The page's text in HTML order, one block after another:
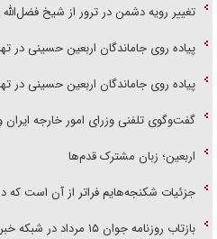
تغییر رویه دشمن در ترور از شیخ
پیاده روی جاماندگان اربعین حسینی در
پیاده روی جاماندگان اربعین حسینی در
گفت‌وگوی تلفنی وزرای امور خارجه
اربعین؛ زبان مشترک قدم‌ها
جزئیات شکنجه‌هایم فراتر از آن است که
بازتاب روزنامه جوان ۱۵ مرداد در شبکه خبر